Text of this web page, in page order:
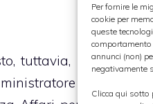
Per fornire le
cookie per
queste
annunci (non)
negativamente
Clicca qui sotto
tuttavia, i vertici del
delegato di